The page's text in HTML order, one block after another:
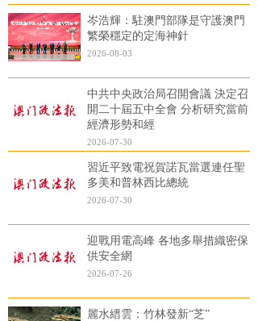
岑浩輝：駐澳門部隊是守護澳門
繁榮穩定的定海神針
2026-08-03
中共中央政治局召開會議 決定召
開二十屆五中全會 分析研究當前
經濟形勢和經
2026-07-30
習近平致電祝賀諾瓦當選連任聖
多美和普林西比總統
2026-07-30
迎戰用電高峰 各地多舉措織密保
供安全網
2026-07-26
麗水縉雲：竹林發新“芝”